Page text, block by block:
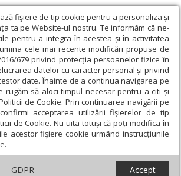
fişiere de tip cookie pentru a personaliza și
ta pe Website-ul nostru. Te informăm că ne-
pentru a integra în acestea și în activitatea
cele mai recente modificări propuse de
679 privind protecția persoanelor fizice în
datelor cu caracter personal și privind
date. Înainte de a continua navigarea pe
rugăm să aloci timpul necesar pentru a citi și
de Cookie. Prin continuarea navigării pe
acceptarea utilizării fişierelor de tip
de Cookie. Nu uita totuși că poți modifica în
acestor fişiere cookie urmând instrucțiunile
GDPR Accept
Iosefina Giosanu
Giosanu